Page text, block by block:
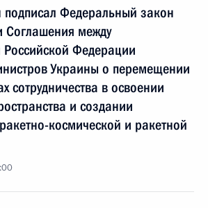
подписал Федеральный закон
Соглашения между
Российской Федерации
Украины о перемещении
сотрудничества в освоении
и создании
космической и ракетной